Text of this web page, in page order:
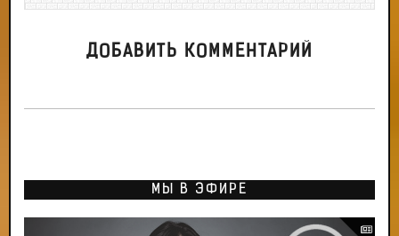
ДОБАВИТЬ КОММЕНТАРИЙ
МЫ В ЭФИРЕ